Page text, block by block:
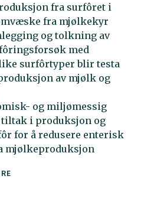
fra surfôret i
fra mjølkekyr
og tolkning av
med
surfôrtyper blir testa
av mjølk og
og miljømessig
tiltak i produksjon og
for å redusere enterisk
mjølkeproduksjon